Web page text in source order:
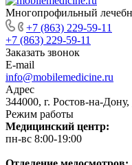
Многопрофильный
+7 (863) 229-59-11
+7 (863) 229-59-11
Заказать звонок
E-mail
info@mobilemedicine.ru
Адрес
344000, г. Ростов-на-
Режим работы
Медицинский центр:
пн-вс 8:00-19:00